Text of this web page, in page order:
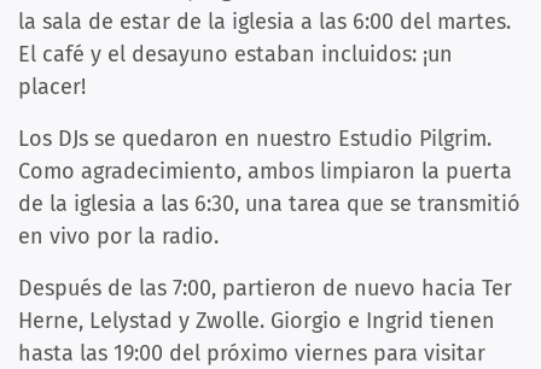
la sala de estar de la iglesia a las 6:00 del martes.
El café y el desayuno estaban incluidos: ¡un
placer!
Los DJs se quedaron en nuestro Estudio Pilgrim.
Como agradecimiento, ambos limpiaron la puerta
de la iglesia a las 6:30, una tarea que se transmitió
en vivo por la radio.
Después de las 7:00, partieron de nuevo hacia Ter
Herne, Lelystad y Zwolle. Giorgio e Ingrid tienen
hasta las 19:00 del próximo viernes para visitar